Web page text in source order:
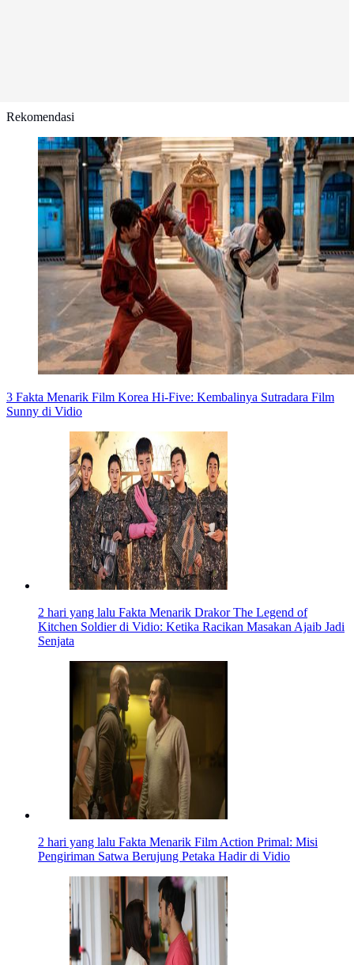
Rekomendasi
3 Fakta Menarik Film Korea Hi-Five: Kembalinya Sutradara Film
Sunny di Vidio
2 hari yang lalu Fakta Menarik Drakor The Legend of
Kitchen Soldier di Vidio: Ketika Racikan Masakan Ajaib Jadi
Senjata
2 hari yang lalu Fakta Menarik Film Action Primal: Misi
Pengiriman Satwa Berujung Petaka Hadir di Vidio